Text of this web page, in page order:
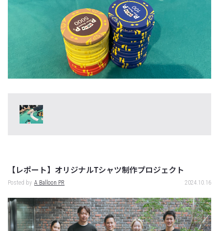
【レポート】オリジナルTシャツ制作プロジェクト
Posted by A Balloon PR 2024.10.16